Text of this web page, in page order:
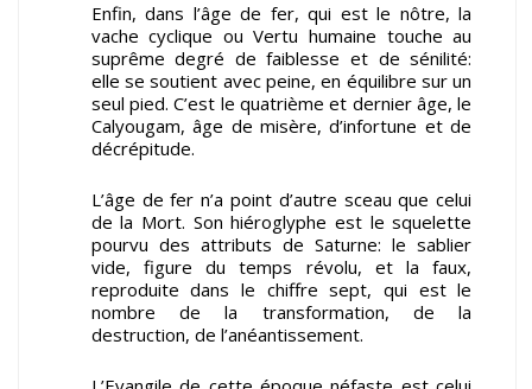
Enfin, dans l’âge de fer, qui est le nôtre, la
vache cyclique ou Vertu humaine touche au
suprême degré de faiblesse et de sénilité:
elle se soutient avec peine, en équilibre sur un
seul pied. C’est le quatrième et dernier âge, le
Calyougam, âge de misère, d’infortune et de
décrépitude.
L’âge de fer n’a point d’autre sceau que celui
de la Mort. Son hiéroglyphe est le squelette
pourvu des attributs de Saturne: le sablier
vide, figure du temps révolu, et la faux,
reproduite dans le chiffre sept, qui est le
nombre de la transformation, de la
destruction, de l’anéantissement.